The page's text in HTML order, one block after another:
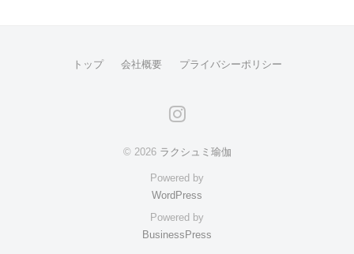
トップ 会社概要 プライバシーポリシー
instagram
© 2026 ラクシュミ瑜伽
Powered by
WordPress
Powered by
BusinessPress